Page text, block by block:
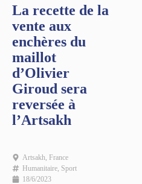
La recette de la
vente aux
enchères du
maillot
d’Olivier
Giroud sera
reversée à
l’Artsakh
Artsakh France
Humanitaire Sport
18/6/2023